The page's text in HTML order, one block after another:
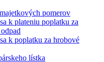
pomerov
k plateniu poplatku za
k poplatku za hrobové
lístka